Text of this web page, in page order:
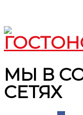
МЫ В
СЕТЯХ